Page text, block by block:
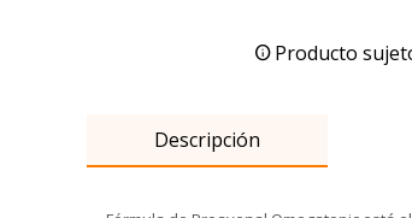
Producto
Descripción